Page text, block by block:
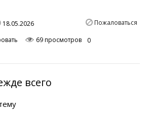
18.05.2026 Пожаловаться
69 просмотров 0
всего